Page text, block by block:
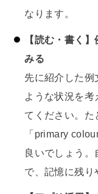
なります。
【読む・書く
みる
先に紹介した例
ような状況を
てください。た
「primary
良いでしょう。
で、記憶に残り